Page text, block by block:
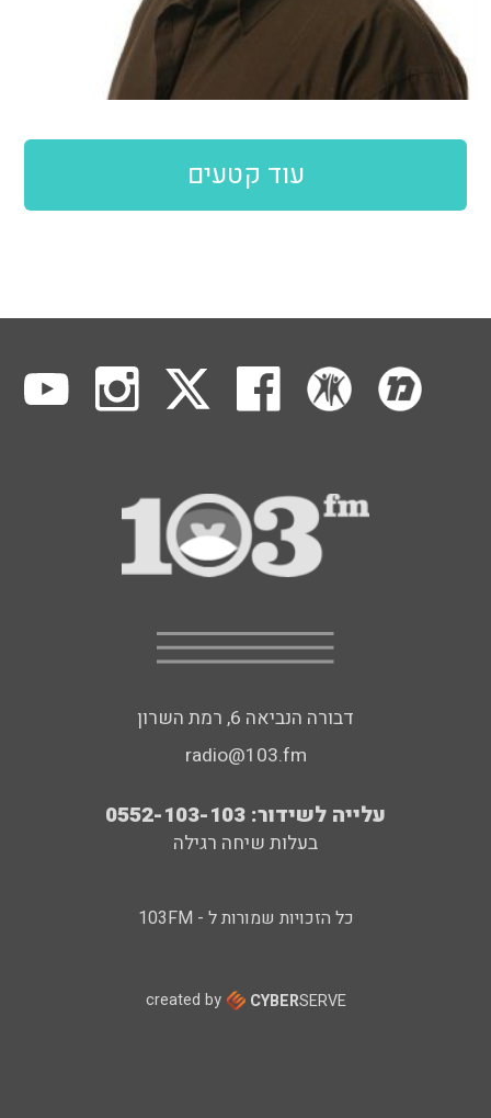
עוד קטעים
דבורה הנביאה 6, רמת השרון
radio@103.fm
עלייה לשידור: 0552-103-103
בעלות שיחה רגילה
כל הזכויות שמורות ל - 103FM
created by CYBERSERVE